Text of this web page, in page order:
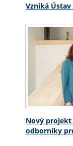
Vzniká
Nový projekt
odborníky